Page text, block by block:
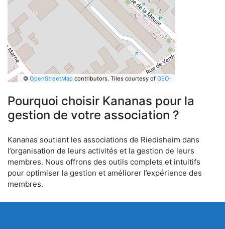
©OpenStreetMapcontributors. Tiles courtesy of GEO-
Pourquoi choisir Kananas pour la
gestion de votre association ?
Kananas soutient les associations de Riedisheim dans
l’organisation de leurs activités et la gestion de leurs
membres. Nous offrons des outils complets et intuitifs
pour optimiser la gestion et améliorer l’expérience des
membres.